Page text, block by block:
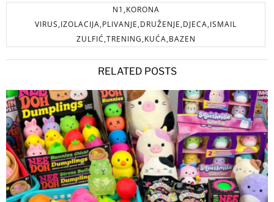
N1,KORONA
VIRUS,IZOLACIJA,PLIVANJE,DRUŽENJE,DJECA,ISMAIL
ZULFIĆ,TRENING,KUĆA,BAZEN
RELATED POSTS